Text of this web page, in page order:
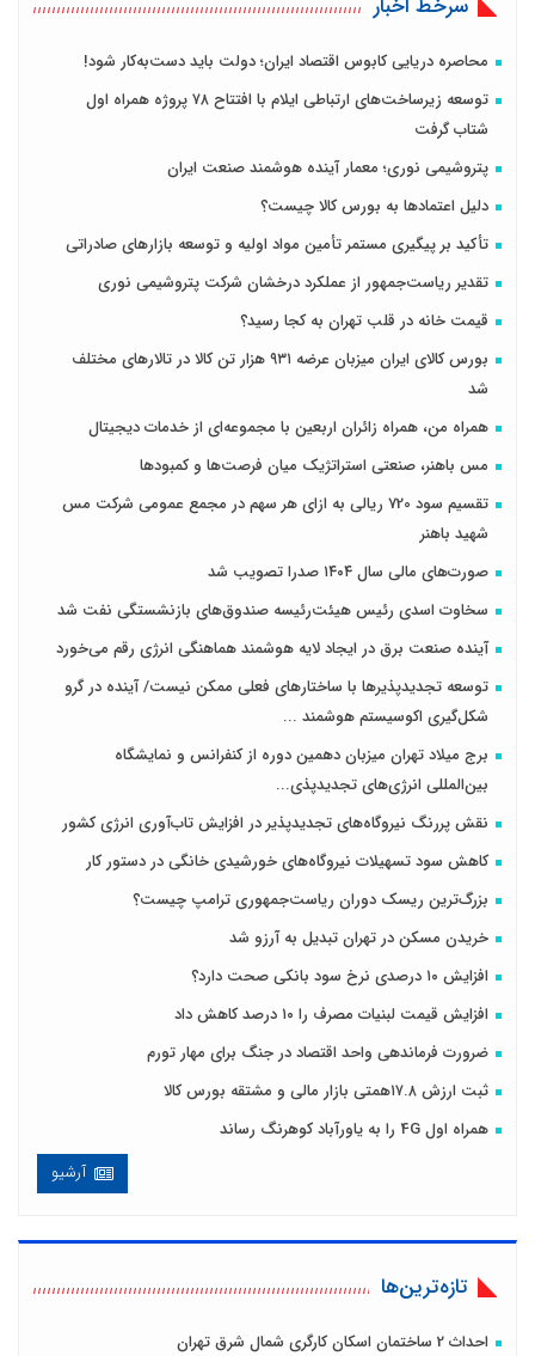
محاصره دریایی کابوس اقتصاد ایران؛ دولت باید دست‌به‌کار شود!
توسعه زیرساخت‌های ارتباطی ایلام با افتتاح ۷۸ پروژه همراه اول
شتاب گرفت
پتروشیمی نوری؛ معمار آینده هوشمند صنعت ایران
دلیل اعتمادها به بورس کالا چیست؟
تأکید بر پیگیری مستمر تأمین مواد اولیه و توسعه بازارهای صادراتی
تقدیر ریاست‌جمهور از عملکرد درخشان شرکت پتروشیمی نوری
قیمت خانه در قلب تهران به کجا رسید؟
بورس کالای ایران میزبان عرضه ۹۳۱ هزار تن کالا در تالارهای مختلف
شد
همراه من، همراه زائران اربعین با مجموعه‌ای از خدمات دیجیتال
مس باهنر، صنعتی استراتژیک میان فرصت‌ها و کمبودها
تقسیم سود 720 ریالی به ازای هر سهم در مجمع عمومی شرکت مس
شهید باهنر
صورت‌های مالی سال ۱۴۰۴ صدرا تصویب شد
سخاوت اسدی رئیس هیئت‌رئیسه صندوق‌های بازنشستگی نفت شد
آینده صنعت برق در ایجاد لایه هوشمند هماهنگی انرژی رقم می‌خورد
توسعه تجدیدپذیرها با ساختارهای فعلی ممکن نیست/ آینده در گرو
شکل‌گیری اکوسیستم هوشمند ...
برج میلاد تهران میزبان دهمین دوره از کنفرانس و نمایشگاه
بین‌المللی انرژی‌های تجدیدپذی...
نقش پررنگ نیروگاه‌های تجدیدپذیر در افزایش تاب‌آوری انرژی کشور
کاهش سود تسهیلات نیروگاه‌های خورشیدی خانگی در دستور کار
بزرگ‌ترین ریسک دوران ریاست‌جمهوری ترامپ چیست؟
خریدن مسکن در تهران تبدیل به آرزو شد
افزایش ۱۰ درصدی نرخ سود بانکی صحت دارد؟
افزایش قیمت لبنیات مصرف را ۱۰ درصد کاهش داد
ضرورت فرماندهی واحد اقتصاد در جنگ برای مهار تورم
ثبت ارزش ۱۷.۸همتی بازار مالی و مشتقه بورس کالا
همراه اول 4G را به یاورآباد کوهرنگ رساند
آرشیو
تازه‌ترین‌ها
احداث 2 ساختمان اسکان کارگری شمال شرق تهران